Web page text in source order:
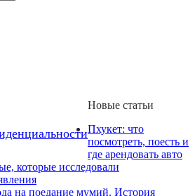
Новые статьи
Пхукет: что
посмотреть, поесть и
где арендовать авто
которые исследовали
на поедание мумий. История